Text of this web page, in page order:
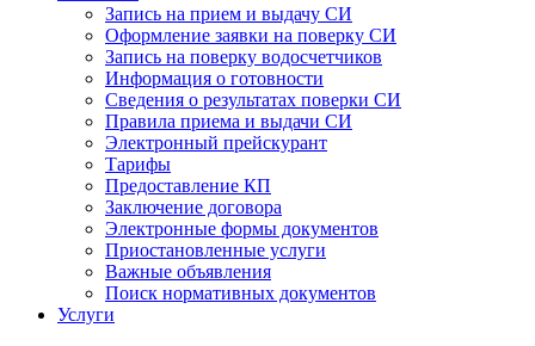
Запись на прием и выдачу СИ
Оформление заявки на поверку СИ
Запись на поверку водосчетчиков
Информация о готовности
Сведения о результатах поверки СИ
Правила приема и выдачи СИ
Электронный прейскурант
Тарифы
Предоставление КП
Заключение договора
Электронные формы документов
Приостановленные услуги
Важные объявления
Поиск нормативных документов
Услуги